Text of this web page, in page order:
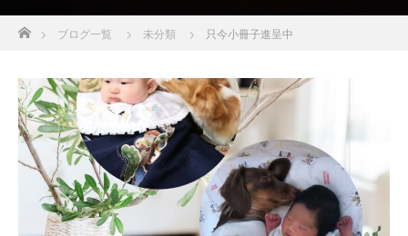
ブログ一覧 未分類 只今小冊子進呈中